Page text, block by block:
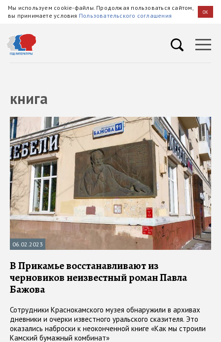
Мы используем cookie-файлы. Продолжая пользоваться сайтом,
вы принимаете условия Пользовательского соглашения OK
книга
06.02.2023
В Прикамье восстанавливают из
черновиков неизвестный роман Павла
Бажова
Сотрудники Краснокамского музея обнаружили в архивах
дневники и очерки известного уральского сказителя. Это
оказались наброски к неоконченной книге «Как мы строили
Камский бумажный комбинат»